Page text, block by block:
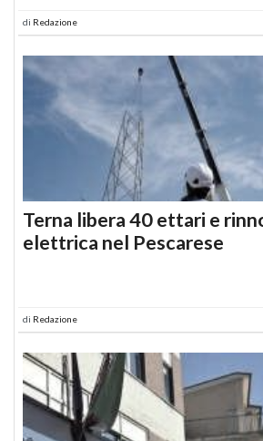
di Redazione
Terna libera 40 ettari e
elettrica nel Pescarese
di Redazione